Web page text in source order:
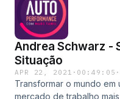
plataformas educativas
Andrea Schwarz -
Situação
APR 22, 2021 · 00:49:05 ·
Transformar o mundo em
mercado de trabalho